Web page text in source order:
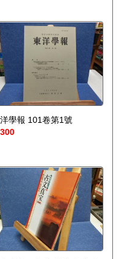
學報 101卷第1號